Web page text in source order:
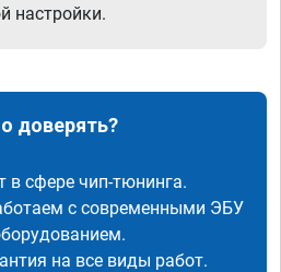
настройки.
доверять?
в сфере чип-тюнинга.
с современными ЭБУ
на все виды работ.